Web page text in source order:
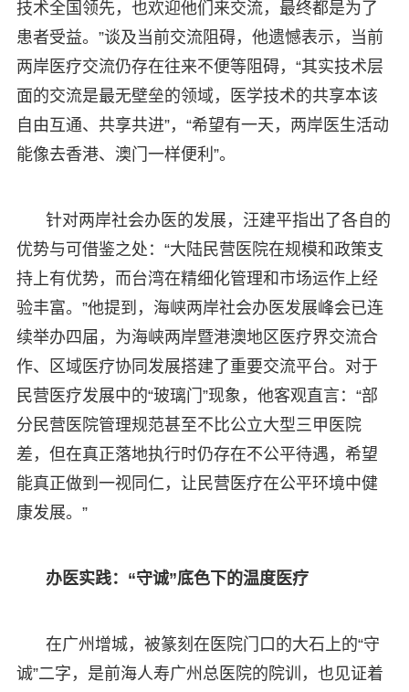
技术全国领先，也欢迎他们来交流，最终都是为了
患者受益。”谈及当前交流阻碍，他遗憾表示，当前
两岸医疗交流仍存在往来不便等阻碍，“其实技术层
面的交流是最无壁垒的领域，医学技术的共享本该
自由互通、共享共进”，“希望有一天，两岸医生活动
能像去香港、澳门一样便利”。
针对两岸社会办医的发展，汪建平指出了各自的
优势与可借鉴之处：“大陆民营医院在规模和政策支
持上有优势，而台湾在精细化管理和市场运作上经
验丰富。”他提到，海峡两岸社会办医发展峰会已连
续举办四届，为海峡两岸暨港澳地区医疗界交流合
作、区域医疗协同发展搭建了重要交流平台。对于
民营医疗发展中的“玻璃门”现象，他客观直言：“部
分民营医院管理规范甚至不比公立大型三甲医院
差，但在真正落地执行时仍存在不公平待遇，希望
能真正做到一视同仁，让民营医疗在公平环境中健
康发展。”
办医实践：“守诚”底色下的温度医疗
在广州增城，被篆刻在医院门口的大石上的“守
诚”二字，是前海人寿广州总医院的院训，也见证着